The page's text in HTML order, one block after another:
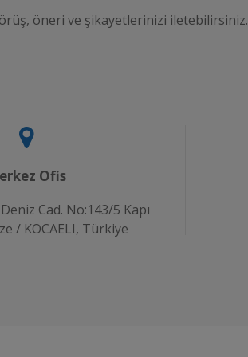
öneri ve şikayetlerinizi iletebilirsiniz.
Ofis
Cad. No:143/5 Kapı
/ KOCAELI, Türkiye